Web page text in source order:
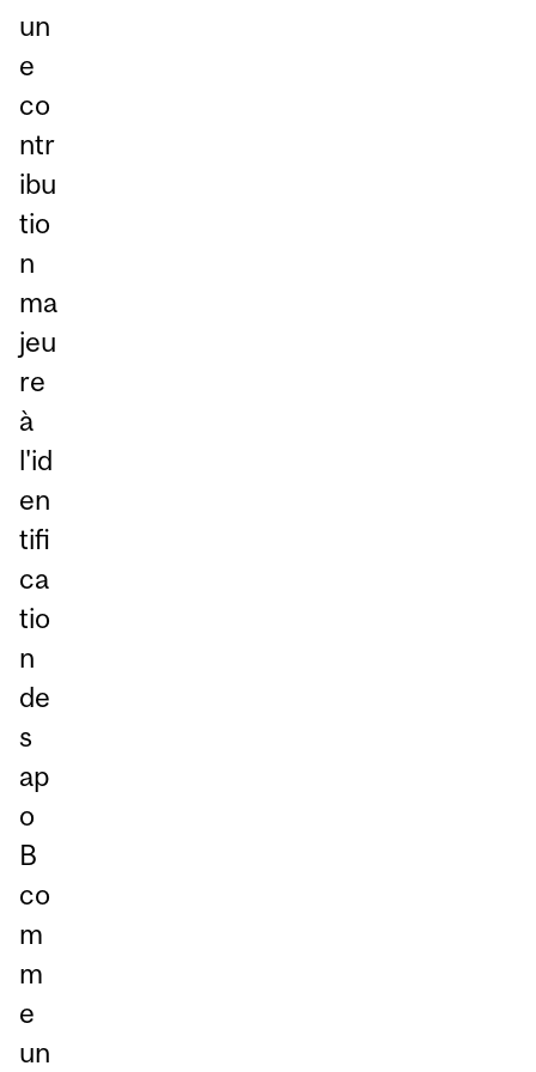
un
e
co
ntr
ibu
tio
n
ma
jeu
re
à
l'id
en
tifi
ca
tio
n
de
s
ap
o
B
co
m
m
e
un